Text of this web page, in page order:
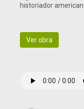
historiador
Ver obra